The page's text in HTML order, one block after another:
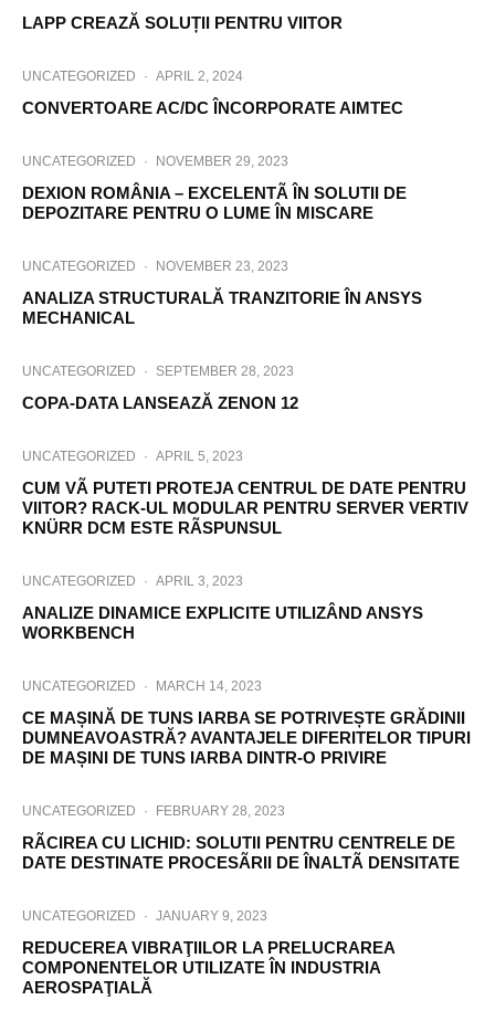
LAPP CREAZĂ SOLUȚII PENTRU VIITOR
UNCATEGORIZED · APRIL 2, 2024
CONVERTOARE AC/DC ÎNCORPORATE AIMTEC
UNCATEGORIZED · NOVEMBER 29, 2023
DEXION ROMÂNIA – EXCELENTÃ ÎN SOLUTII DE
DEPOZITARE PENTRU O LUME ÎN MISCARE
UNCATEGORIZED · NOVEMBER 23, 2023
ANALIZA STRUCTURALĂ TRANZITORIE ÎN ANSYS
MECHANICAL
UNCATEGORIZED · SEPTEMBER 28, 2023
COPA-DATA LANSEAZĂ ZENON 12
UNCATEGORIZED · APRIL 5, 2023
CUM VÃ PUTETI PROTEJA CENTRUL DE DATE PENTRU
VIITOR? RACK-UL MODULAR PENTRU SERVER VERTIV
KNÜRR DCM ESTE RÃSPUNSUL
UNCATEGORIZED · APRIL 3, 2023
ANALIZE DINAMICE EXPLICITE UTILIZÂND ANSYS
WORKBENCH
UNCATEGORIZED · MARCH 14, 2023
CE MAȘINĂ DE TUNS IARBA SE POTRIVEȘTE GRĂDINII
DUMNEAVOASTRĂ? AVANTAJELE DIFERITELOR TIPURI
DE MAȘINI DE TUNS IARBA DINTR-O PRIVIRE
UNCATEGORIZED · FEBRUARY 28, 2023
RÃCIREA CU LICHID: SOLUTII PENTRU CENTRELE DE
DATE DESTINATE PROCESÃRII DE ÎNALTÃ DENSITATE
UNCATEGORIZED · JANUARY 9, 2023
REDUCEREA VIBRAŢIILOR LA PRELUCRAREA
COMPONENTELOR UTILIZATE ÎN INDUSTRIA
AEROSPAŢIALĂ